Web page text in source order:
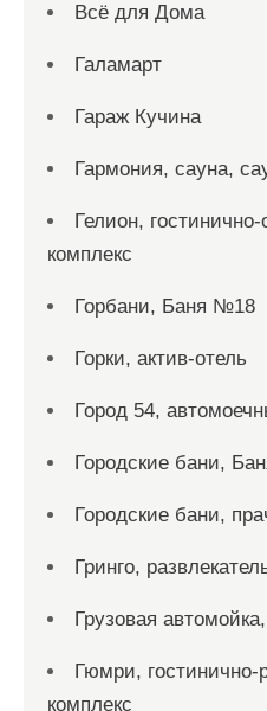
Всё для Дома
Галамарт
Гараж Кучина
Гармония, сауна,
Гелион,
комплекс
Горбани, Баня №18
Горки, актив-отель
Город 54,
Городские бани,
Городские бани,
Гринго,
Грузовая
Гюмри, гостинично-
комплекс